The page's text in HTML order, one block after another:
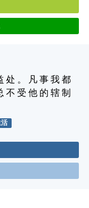
处 。 凡 事 我 都
不 受 他 的 辖 制
活